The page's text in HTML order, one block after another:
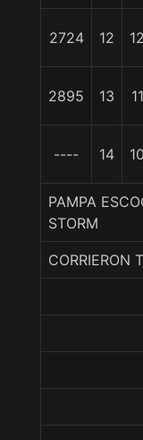
2724 12 12
2895 13 11
---- 14 10
PAMPA
STORM
CORRIERON